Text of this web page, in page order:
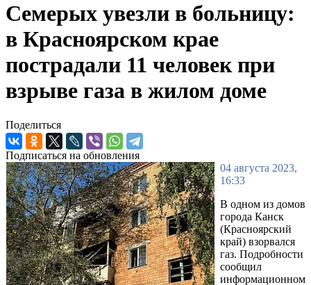
Семерых увезли в больницу:
в Красноярском крае
пострадали 11 человек при
взрыве газа в жилом доме
Поделиться
Подписаться на обновления
04 августа 2023,
16:33
В одном из домов
города Канск
(Красноярский
край) взорвался
газ. Подробности
сообщил
информационном